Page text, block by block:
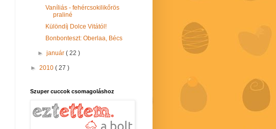
Vaníliás - fehércsokilikőrös
praliné
Különdíj Dolce Vitától!
Bonbonteszt: Oberlaa, Bécs
►január( 22 )
► 2010 ( 27 )
Szuper cuccok csomagoláshoz